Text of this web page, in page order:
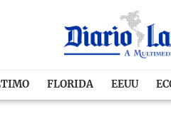
FLORIDA EEUU